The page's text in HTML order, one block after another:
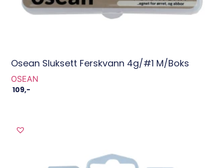
Osean Sluksett Ferskvann 4g/#1 M/boks
OSEAN
109,-